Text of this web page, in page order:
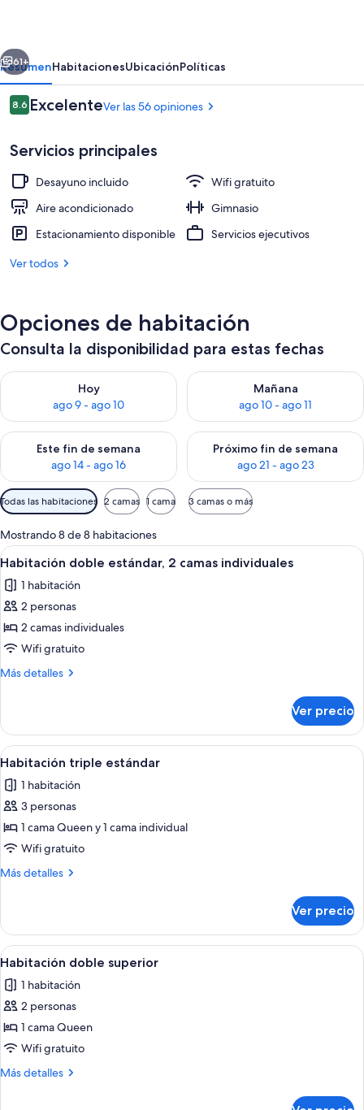
Sala de estar en el lobby
Siguiente
61+
ResumenHabitacionesUbicaciónPolíticas
Opiniones
8.68.6 de 10,
ExcelenteVer las 56 opiniones
Servicios principales
Desayuno incluido
Wifi gratuito
Aire acondicionado
Gimnasio
Estacionamiento disponible
Servicios ejecutivos
Ver todos
Opciones de habitación
Consulta la disponibilidad para estas fechas
Hoy
ago 9 - ago 10
Consulta la disponibilidad para hoy ago 9 - ago 10
Mañana
ago 10 - ago 11
Consulta la disponibilidad
Este fin de semana
ago 14 - ago 16
Consulta la disponibilidad para este fin de semana ago 14 -
Próximo fin de semana
ago 21 - ago 23
Consulta la disponibilidad
Filtros
disponibles
para
las
habitaciones
Todas las habitaciones 2 camas 1 cama 3 camas o más
Mostrando 8 de 8 habitaciones
Abrir
todas
las
fotos
de
Habitación
doble
camas
individuales
Una habitación de hotel con cama,
6
Habitación doble estándar, 2 camas individuales
1 habitación
2 personas
2 camas individuales
Wifi gratuito
Más detalles
Más
doble
estándar,
2
individuales
Ver precio
Abrir
todas
las
fotos
de
Habitación
triple
Una habitación de hotel con dos
1
Habitación triple estándar
1 habitación
3 personas
1 cama Queen y 1 cama individual
Wifi gratuito
Más detalles
Más
triple
estándar
Ver precio
Abrir
todas
las
fotos
de
Habitación
doble
Habitación de hotel con una cama
1
Habitación doble superior
1 habitación
2 personas
1 cama Queen
Wifi gratuito
Más detalles
Más